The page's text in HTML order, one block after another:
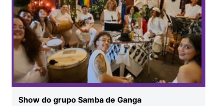
Show do grupo Samba de Ganga